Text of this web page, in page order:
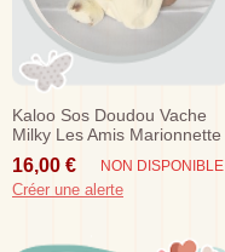
Kaloo Sos Doudou Vache
Milky Les Amis Marionnette
16,00 € NON DISPONIBLE
Créer une alerte